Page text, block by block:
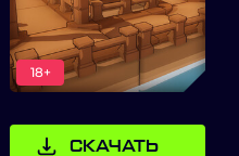
18+
СКАЧАТЬ